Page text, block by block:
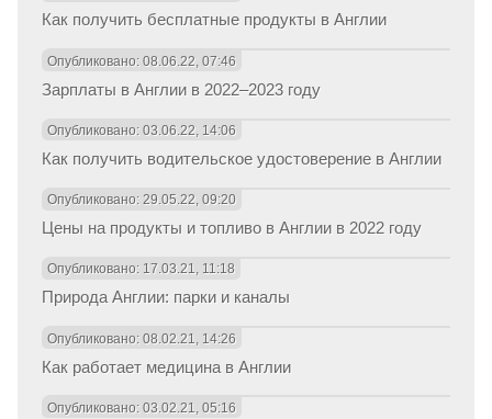
Как получить бесплатные продукты в Англии
Опубликовано: 08.06.22, 07:46
Зарплаты в Англии в 2022–2023 году
Опубликовано: 03.06.22, 14:06
Как получить водительское удостоверение в Англии
Опубликовано: 29.05.22, 09:20
Цены на продукты и топливо в Англии в 2022 году
Опубликовано: 17.03.21, 11:18
Природа Англии: парки и каналы
Опубликовано: 08.02.21, 14:26
Как работает медицина в Англии
Опубликовано: 03.02.21, 05:16